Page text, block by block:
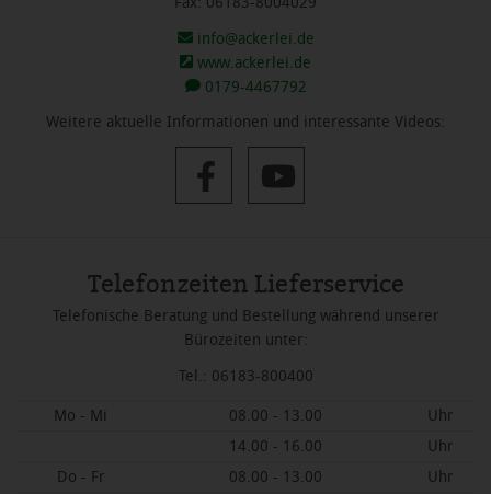
info@ackerlei.de
www.ackerlei.de
0179-4467792
Weitere aktuelle Informationen und interessante Videos:
Telefonzeiten Lieferservice
Telefonische Beratung und Bestellung während unserer
Bürozeiten unter:
Tel.: 06183-800400
Mo - Mi 08.00 - 13.00
Uhr
14.00 - 16.00
Uhr
Do - Fr
08.00 - 13.00
Uhr